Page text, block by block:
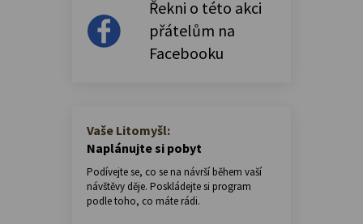
Řekni o této akci
přátelům na
Facebooku
Vaše Litomyšl:
Naplánujte si pobyt
Podívejte se, co se na návrší během vaší
návštěvy děje. Poskládejte si program
podle toho, co máte rádi.